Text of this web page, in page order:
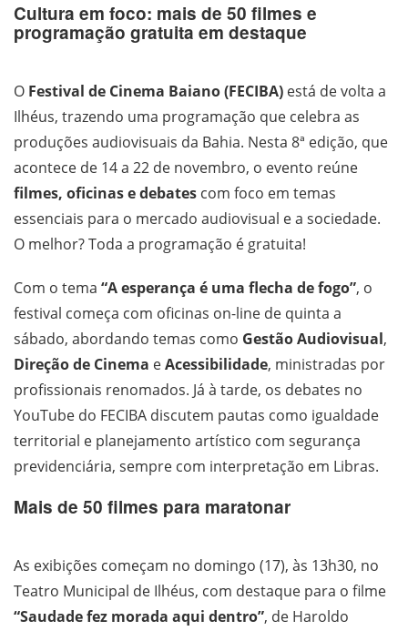
Cultura em foco: mais de 50 filmes e
programação gratuita em destaque
O Festival de Cinema Baiano (FECIBA) está de volta a
Ilhéus, trazendo uma programação que celebra as
produções audiovisuais da Bahia. Nesta 8ª edição, que
acontece de 14 a 22 de novembro, o evento reúne
filmes, oficinas e debates com foco em temas
essenciais para o mercado audiovisual e a sociedade.
O melhor? Toda a programação é gratuita!
Com o tema “A esperança é uma flecha de fogo”, o
festival começa com oficinas on-line de quinta a
sábado, abordando temas como Gestão Audiovisual,
Direção de Cinema eAcessibilidade, ministradas por
profissionais renomados. Já à tarde, os debates no
YouTube do FECIBA discutem pautas como igualdade
territorial e planejamento artístico com segurança
previdenciária, sempre com interpretação em Libras.
Mais de 50 filmes para maratonar
As exibições começam no domingo (17), às 13h30, no
Teatro Municipal de Ilhéus, com destaque para o filme
“Saudade fez morada aqui dentro”, de Haroldo